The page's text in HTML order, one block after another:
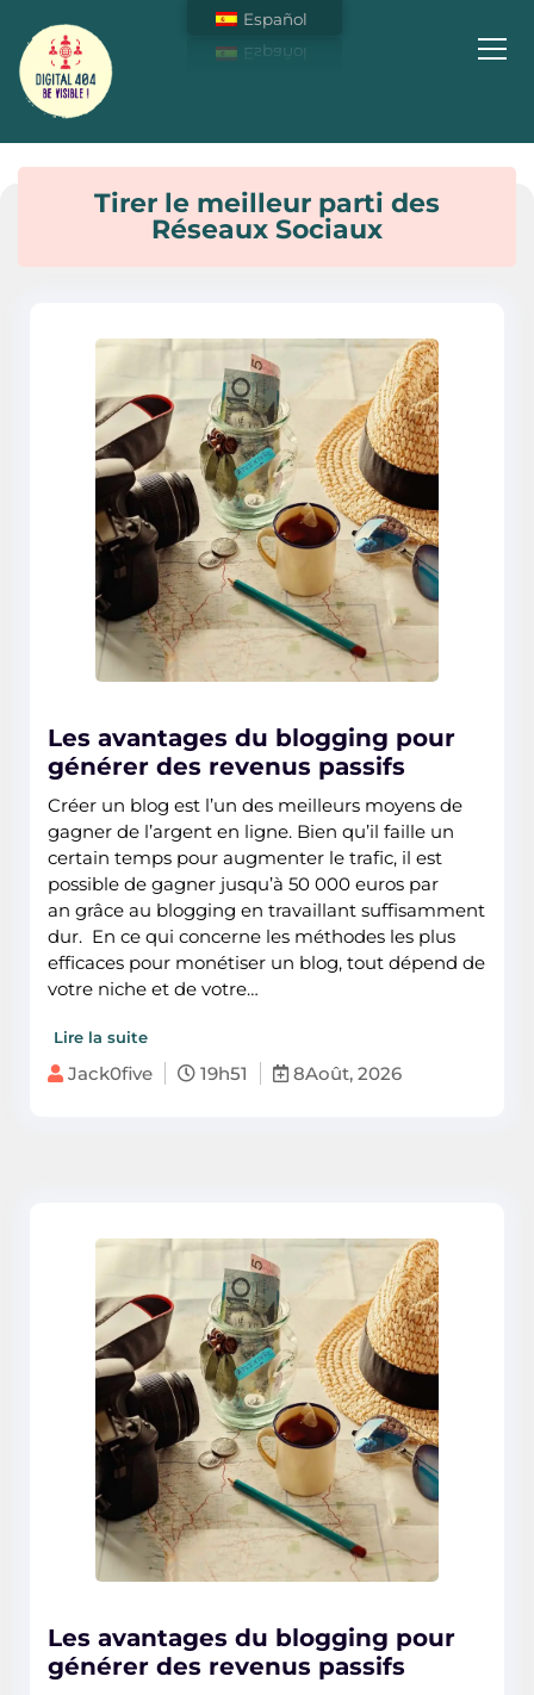
Tirer le meilleur parti des
Réseaux Sociaux
Les avantages du blogging pour
générer des revenus passifs
Créer un blog est l’un des meilleurs moyens de
gagner de l’argent en ligne. Bien qu’il faille un
certain temps pour augmenter le trafic, il est
possible de gagner jusqu’à 50 000 euros par
an grâce au blogging en travaillant suffisamment
dur. En ce qui concerne les méthodes les plus
efficaces pour monétiser un blog, tout dépend de
votre niche et de votre…
Lire la suite
Jack0five 19h51 8Août, 2026
Les avantages du blogging pour
générer des revenus passifs
Español